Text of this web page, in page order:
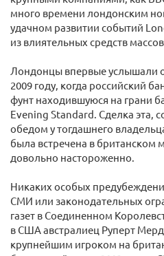
много времени лондонским
удачном развитии событий
из влиятельных средств
Лондонцы впервые услышали
2009 году, когда российский
фунт находившуюся на грани
Evening Standard. Сделка эта,
обедом у тогдашнего
была встречена в британском
довольно настороженно.
Никаких особых
СМИ или законодательных
газет в Соединенном
в США австралиец Руперт
крупнейшим игроком на